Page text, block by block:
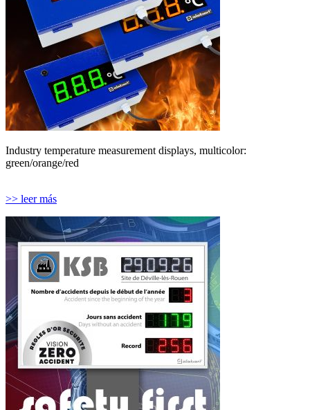
Industry temperature measurement displays, multicolor:
green/orange/red
>> leer más